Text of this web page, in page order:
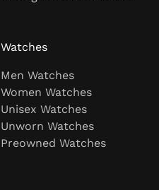
Watches
Men Watches
Women Watches
Unisex Watches
Unworn Watches
Preowned Watches